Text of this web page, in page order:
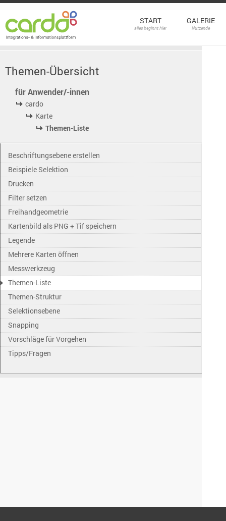
START
alles beginnt hier
GALERIE
Nutzende
Themen-Übersicht
für Anwender/-innen
cardo
Karte
Themen-Liste
Beschriftungsebene erstellen
Beispiele Selektion
Drucken
Filter setzen
Freihandgeometrie
Kartenbild als PNG + Tif speichern
Legende
Mehrere Karten öffnen
Messwerkzeug
Themen-Liste
Themen-Struktur
Selektionsebene
Snapping
Vorschläge für Vorgehen
Tipps/Fragen